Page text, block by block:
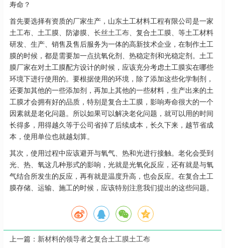
寿命？
首先要选择有资质的厂家生产，山东土工材料工程有限公司是一家
土工布、土工膜、防渗膜、 长丝土工布、复合土工膜、等土工材料
研发、生产、销售及售后服务为一体的高新技术企业，在制作土工
膜的时候，都是需要加一点抗氧化剂、热稳定剂和光稳定剂。土工
膜厂家在对土工膜配方设计的时候，应该充分考虑土工膜实在哪些
环境下进行使用的。要根据使用的环境，除了添加这些化学制剂，
还要加其他的一些添加剂，再加上其他的一些材料，生产出来的土
工膜才会拥有好的品质，特别是复合土工膜，影响寿命很大的一个
因素就是老化问题。所以如果可以解决老化问题，就可以用的时间
长得多，用得越久等于公司省掉了后续成本，长久下来，越节省成
本，使用单位也就越划算。
其次，使用过程中应该避开与氧气、热和光进行接触。老化会受到
光、热、氧这几种形式的影响，光就是光氧化反应，还有就是与氧
气结合所发生的反应，再有就是温度升高，也会反应。在复合土工
膜存储、运输、施工的时候，应该特别注意我们提出的这些问题。
上一篇： 新材料的领导者之复合土工膜土工布